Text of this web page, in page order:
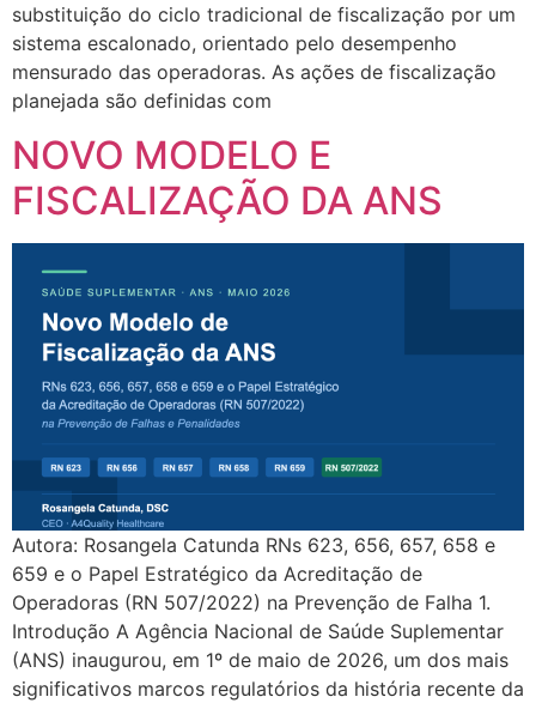
substituição do ciclo tradicional de fiscalização por um
sistema escalonado, orientado pelo desempenho
mensurado das operadoras. As ações de fiscalização
planejada são definidas com
NOVO MODELO E
FISCALIZAÇÃO DA ANS
Autora: Rosangela Catunda RNs 623, 656, 657, 658 e
659 e o Papel Estratégico da Acreditação de
Operadoras (RN 507/2022) na Prevenção de Falha 1.
Introdução A Agência Nacional de Saúde Suplementar
(ANS) inaugurou, em 1º de maio de 2026, um dos mais
significativos marcos regulatórios da história recente da